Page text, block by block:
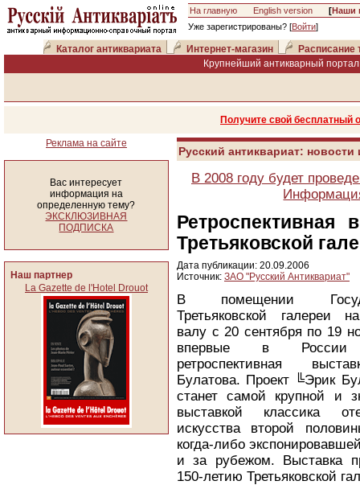
На главную English version [Наши
Уже зарегистрированы? [Войти]
Каталог антиквариата Интернет-магазин
Расписание
Крупнейший антикварный
Получите свой
Реклама на сайте
Вас интересует
информация на
определенную тему?
ЭКСКЛЮЗИВНАЯ
ПОДПИСКА
Наш партнер
La Gazette de l'Hotel Drouot
Русский антиквариат:
В 2008 году будет
Ретроспективная
Третьяковской
Дата публикации: 20.09.2006
Источник: ЗАО "Русский Антиквариат"
В помещении
Третьяковской галереи
валу с 20 сентября по 19
впервые в России
ретроспективная
Булатова. Проект ╚Эрик
станет самой крупной и
выставкой классика
искусства второй
когда-либо
и за рубежом. Выставка
150-летию Третьяковской